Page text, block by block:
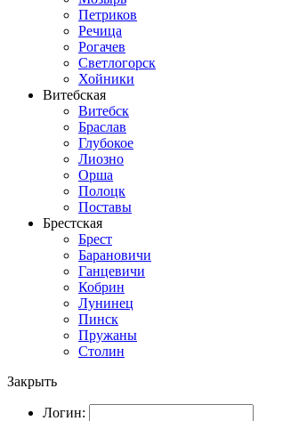
Петриков
Речица
Рогачев
Светлогорск
Хойники
Витебская
Витебск
Браслав
Глубокое
Лиозно
Орша
Полоцк
Поставы
Брестская
Брест
Барановичи
Ганцевичи
Кобрин
Лунинец
Пинск
Пружаны
Столин
Закрыть
Логин: